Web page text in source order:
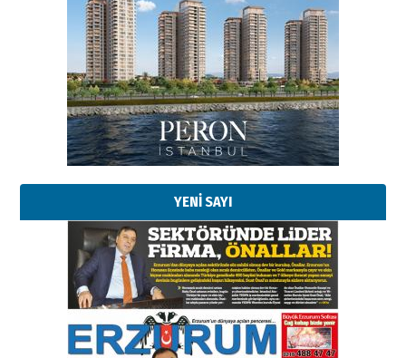
YENİ SAYI
Esat BİNDESEN
Başkan Sekmen’den Erzurum’a
bir vizyon proje daha!
02 Ağustos 2026 Pazar
Kadir SABUNCUOĞLU
Erzurumspor’un köşe taşları
29 Haziran 2026 Pazartesi
Kenan GÜLERCİ
Murat Şahsuvaroğlu ERKON’da
çıtayı yukarı taşırken,
yönetimdekiler aşağı
çekmemeli!
17 Şubat 2026 SalıOrhan BOZKURT
Bir fotoğraf, bir şehir, bir
gazeteci… Dizginler kimin
elinde?